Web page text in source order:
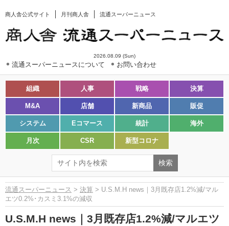
商人舎公式サイト 月刊商人舎 流通スーパーニュース
2026.08.09 (Sun)
流通スーパーニュースについて お問い合わせ
組織 人事 戦略 決算
M&A 店舗 新商品 販促
システム Eコマース 統計 海外
月次 CSR 新型コロナ
流通スーパーニュース > 決算 > U.S.M.H news｜3月既存店1.2%減/マル
エツ0.2%･カスミ3.1%の減収
U.S.M.H news｜3月既存店1.2%減/マルエツ